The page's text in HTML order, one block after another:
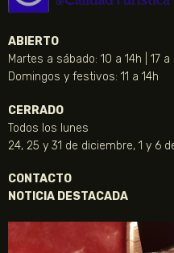
ABIERTO
Martes a sábado: 10 a 14h | 17 a
Domingos y festivos: 11 a 14h
CERRADO
Todos los lunes
24, 25 y 31 de diciembre, 1 y 6
CONTACTO
NOTICIA DESTACADA